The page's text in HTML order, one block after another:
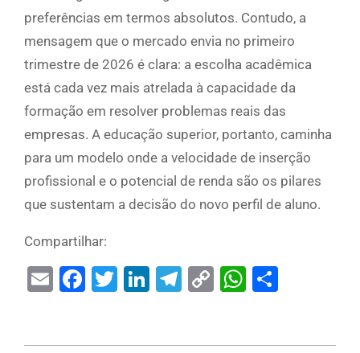
preferências em termos absolutos. Contudo, a
mensagem que o mercado envia no primeiro
trimestre de 2026 é clara: a escolha acadêmica
está cada vez mais atrelada à capacidade da
formação em resolver problemas reais das
empresas. A educação superior, portanto, caminha
para um modelo onde a velocidade de inserção
profissional e o potencial de renda são os pilares
que sustentam a decisão do novo perfil de aluno.
Compartilhar:
EmailFacebook
Twitter
LinkedIn
Telegram
Copy